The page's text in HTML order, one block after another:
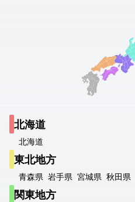
北海道
北海道
東北地方
青森県 岩手県 宮城県 秋田県
関東地方